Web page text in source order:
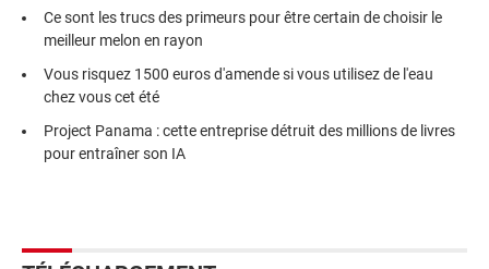
Ce sont les trucs des primeurs pour être certain de choisir le
meilleur melon en rayon
Vous risquez 1500 euros d'amende si vous utilisez de l'eau
chez vous cet été
Project Panama : cette entreprise détruit des millions de livres
pour entraîner son IA